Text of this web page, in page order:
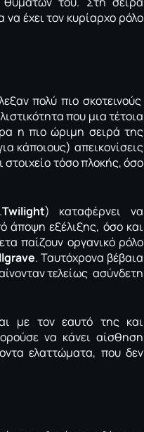
έχει τον κυρίαρχο ρόλο
πολύ πιο σκοτεινούς
που μια τέτοια
η πιο ώριμη σειρά της
κάποιους) απεικονίσεις
στοιχείο τόσο πλοκής, όσο
Twilight) καταφέρνει να
άποψη εξέλιξης, όσο και
παίζουν οργανικό ρόλο
. Ταυτόχρονα βέβαια
τελείως ασύνδετη
με τον εαυτό της και
να κάνει αίσθηση
ελαττώματα, που δεν